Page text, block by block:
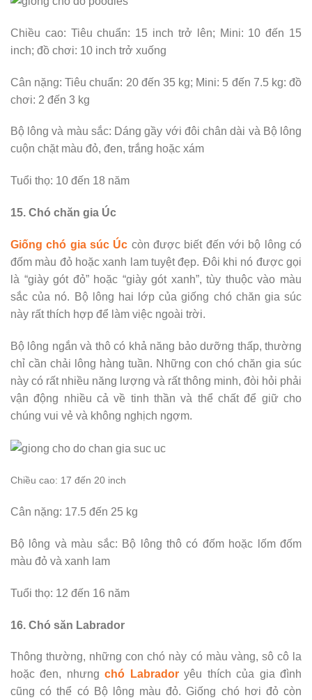
Chiều cao: Tiêu chuẩn: 15 inch trở lên; Mini: 10 đến 15
inch; đồ chơi: 10 inch trở xuống
Cân nặng: Tiêu chuẩn: 20 đến 35 kg; Mini: 5 đến 7.5 kg: đồ
chơi: 2 đến 3 kg
Bộ lông và màu sắc: Dáng gầy với đôi chân dài và Bộ lông
cuộn chặt màu đỏ, đen, trắng hoặc xám
Tuổi thọ: 10 đến 18 năm
15. Chó chăn gia Úc
Giống chó gia súc Úc còn được biết đến với bộ lông có
đốm màu đỏ hoặc xanh lam tuyệt đẹp. Đôi khi nó được gọi
là “giày gót đỏ” hoặc “giày gót xanh”, tùy thuộc vào màu
sắc của nó. Bộ lông hai lớp của giống chó chăn gia súc
này rất thích hợp để làm việc ngoài trời.
Bộ lông ngắn và thô có khả năng bảo dưỡng thấp, thường
chỉ cần chải lông hàng tuần. Những con chó chăn gia súc
này có rất nhiều năng lượng và rất thông minh, đòi hỏi phải
vận động nhiều cả về tinh thần và thể chất để giữ cho
chúng vui vẻ và không nghịch ngợm.
Chiều cao: 17 đến 20 inch
Cân nặng: 17.5 đến 25 kg
Bộ lông và màu sắc: Bộ lông thô có đốm hoặc lốm đốm
màu đỏ và xanh lam
Tuổi thọ: 12 đến 16 năm
16. Chó săn Labrador
Thông thường, những con chó này có màu vàng, sô cô la
hoặc đen, nhưngchó Labradoryêu thích của gia đình
cũng có thể có Bộ lông màu đỏ. Giống chó hơi đỏ còn